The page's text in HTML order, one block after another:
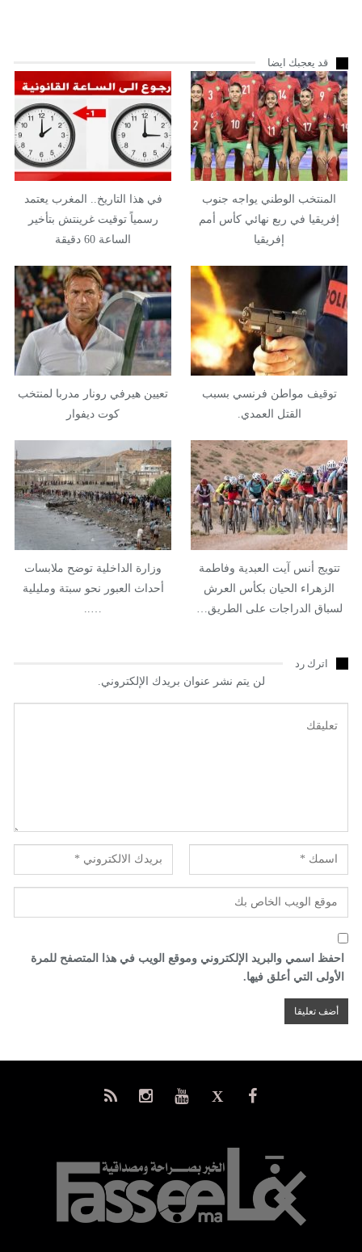
قد يعجبك ايضا
المنتخب الوطني يواجه جنوب
إفريقيا في ربع نهائي كأس أمم
إفريقيا
في هذا التاريخ.. المغرب يعتمد
رسمياً توقيت غرينتش بتأخير
الساعة 60 دقيقة
توقيف مواطن فرنسي بسبب
القتل العمدي.
تعيين هيرفي رونار مدربا لمنتخب
كوت ديفوار
تتويج أنس آيت العبدية وفاطمة
الزهراء الحيان بكأس العرش
لسباق الدراجات على الطريق…
وزارة الداخلية توضح ملابسات
أحداث العبور نحو سبتة ومليلية
اترك رد
لن يتم نشر عنوان بريدك الإلكتروني.
احفظ اسمي والبريد الإلكتروني وموقع الويب في هذا المتصفح للمرة
الأولى التي أعلق فيها.